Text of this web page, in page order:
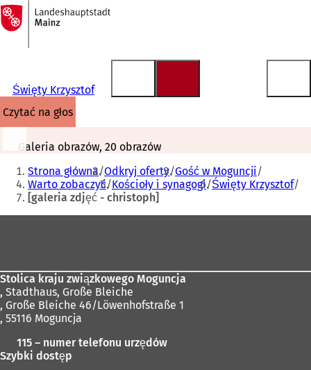
Przejdź do treści
Do
strony
głównej
Święty Krzysztof
czytać na głos
Galeria obrazów, 20 obrazów
Jesteś
tutaj:
Strona główna Odkryj oferty Gość w Moguncji
Warto zobaczyć Kościoły i synagogi Święty Krzysztof
[galeria zdjęć - christoph]
Stolica kraju związkowego Moguncja
, Stadthaus, Große Bleiche
, Große Bleiche 46/Löwenhofstraße 1
, 55116 Moguncja
115 – numer telefonu urzędów
Szybki dostęp